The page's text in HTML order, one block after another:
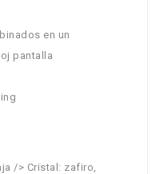
en un
pantalla
/> Cristal: zafiro,